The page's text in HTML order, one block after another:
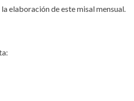
elaboración de este misal mensual.